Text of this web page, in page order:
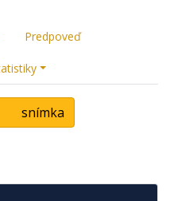
Predpoveď
snímka